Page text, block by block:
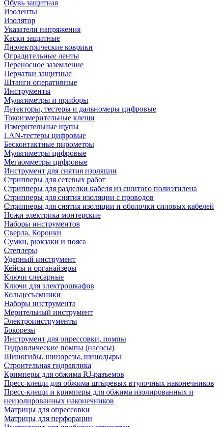
Обувь защитная
Изоленты
Изолятор
Указатели напряжения
Каски защитные
Диэлектрические коврики
Оградительные ленты
Переносное заземление
Перчатки защитные
Штанги оперативные
Инструменты
Мультиметры и приборы
Детекторы, тестеры и дальномеры цифровые
Токоизмерительные клещи
Измерительные щупы
LAN-тестеры цифровые
Бесконтактные пирометры
Мультиметры цифровые
Мегаомметры цифровые
Инструмент для снятия изоляции
Стрипперы для сетевых работ
Стрипперы для разделки кабеля из сшитого полиэтилена
Cтрипперы для снятия изоляции с проводов
Стрипперы для снятия изоляции и оболочки силовых кабелей
Ножи электрика монтерские
Наборы инструментов
Сверла, Коронки
Сумки, рюкзаки и пояса
Степлеры
Ударный инструмент
Кейсы и органайзеры
Ключи слесарные
Ключи для электрошкафов
Кольцесъемники
Наборы инструмента
Мерительный инструмент
Электроинструменты
Бокорезы
Инструмент для опрессовки, помпы
Гидравлические помпы (насосы)
Шиногибы, шинорезы, шинодыры
Строительная гидравлика
Кримперы для обжима RJ-разъемов
Пресс-клещи для обжима штыревых втулочных наконечников
Пресс-клещи и кримперы для обжима изолированных и
неизолированных наконечников
Матрицы для опрессовки
Матрицы для перфорации